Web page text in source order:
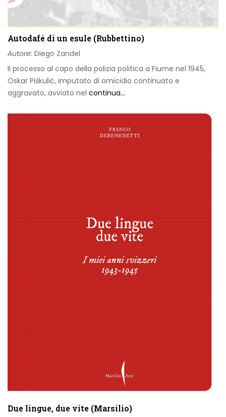
Autodafé di un esule (Rubbettino)
Autore: Diego Zandel
Il processo al capo della polizia politica a Fiume nel 1945,
Oskar Piškulić, imputato di omicidio continuato e
aggravato, avviato nel continua...
Due lingue, due vite (Marsilio)